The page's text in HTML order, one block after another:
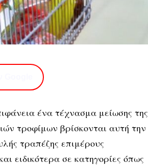
ένα τέχνασμα μείωσης της
τροφίμων βρίσκονται αυτή την
τραπέζης επιμέρους
ειδικότερα σε κατηγορίες όπως